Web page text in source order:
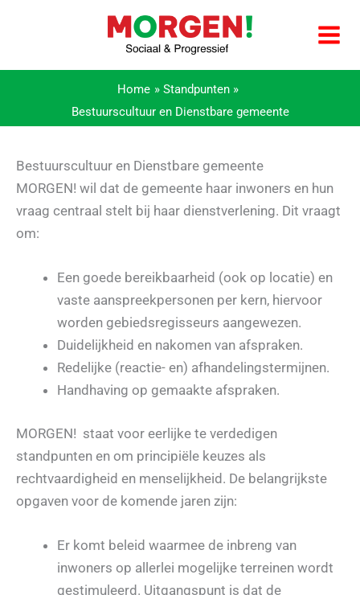
Home
Standpunten
Bestuurscultuur en Dienstbare gemeente
Bestuurscultuur en Dienstbare gemeente
MORGEN! wil dat de gemeente haar inwoners en hun
vraag centraal stelt bij haar dienstverlening. Dit vraagt
om:
Een goede bereikbaarheid (ook op locatie) en
vaste aanspreekpersonen per kern, hiervoor
worden gebiedsregisseurs aangewezen.
Duidelijkheid en nakomen van afspraken.
Redelijke (reactie- en) afhandelingstermijnen.
Handhaving op gemaakte afspraken.
MORGEN! staat voor eerlijke te verdedigen
standpunten en om principiële keuzes als
rechtvaardigheid en menselijkheid. De belangrijkste
opgaven voor de komende jaren zijn:
Er komt beleid waarmee de inbreng van
inwoners op allerlei mogelijke terreinen wordt
gestimuleerd. Uitgangspunt is dat de